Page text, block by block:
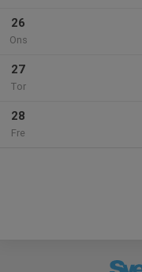
26
Ons
27
Tor
28
Fre